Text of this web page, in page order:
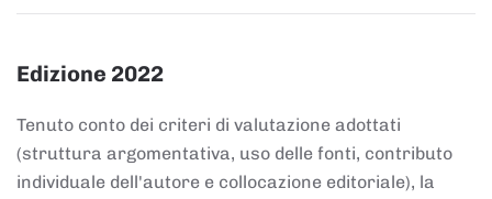
Edizione 2022
Tenuto conto dei criteri di valutazione adottati
(struttura argomentativa, uso delle fonti, contributo
individuale dell'autore e collocazione editoriale), la